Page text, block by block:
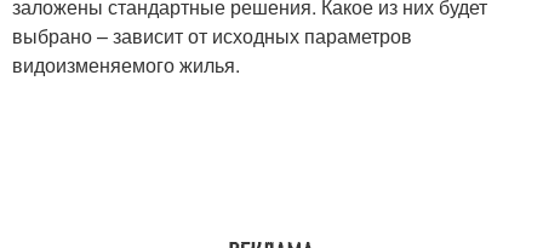
заложены стандартные решения. Какое из них будет
выбрано – зависит от исходных параметров
видоизменяемого жилья.